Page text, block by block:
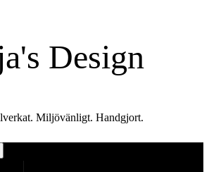
Design
Miljövänligt. Handgjort.